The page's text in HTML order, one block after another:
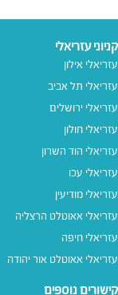
קניוני עזריאלי
עזריאלי אילון
עזריאלי תל אביב
עזריאלי ירושלים
עזריאלי חולון
עזריאלי הוד השרון
עזריאלי עכו
עזריאלי מודיעין
עזריאלי אאוטלט הרצליה
עזריאלי חיפה
עזריאלי אאוטלט אור יהודה
קישורים נוספים